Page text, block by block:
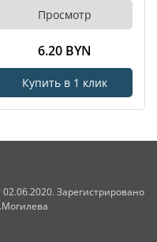
Просмотр
6.20 BYN
Купить в 1 клик
Зарегистрировано